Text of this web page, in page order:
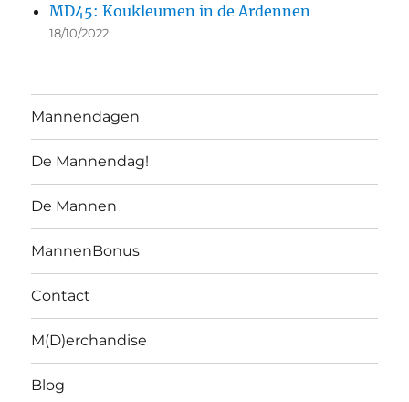
MD45: Koukleumen in de Ardennen
18/10/2022
Mannendagen
De Mannendag!
De Mannen
MannenBonus
Contact
M(D)erchandise
Blog